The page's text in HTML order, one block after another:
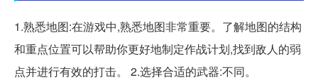
1.熟悉地图:在游戏中,熟悉地图非常重要。了解地图的结构
和重点位置可以帮助你更好地制定作战计划,找到敌人的弱
点并进行有效的打击。 2.选择合适的武器:不同。